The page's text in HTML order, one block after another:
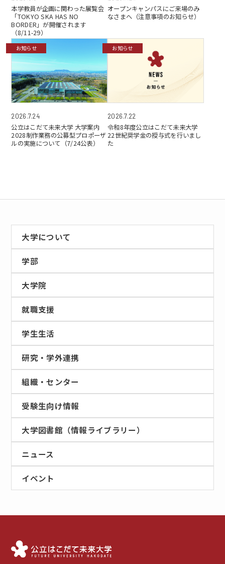
本学教員が企画に関わった展覧会
「TOKYO SKA HAS NO
BORDER」が開催されます
（8/11-29）
オープンキャンパスにご来場のみ
なさまへ（注意事項のお知らせ）
お知らせ
2026.7.24
公立はこだて未来大学 大学案内
2028制作業務の公募型プロポーザ
ルの実施について（7/24公表）
お知らせ
2026.7.22
令和8年度公立はこだて未来大学
22世紀奨学金の授与式を行いまし
た
大学について
学部
大学院
就職支援
学生生活
研究・学外連携
組織・センター
受験生向け情報
大学図書館（情報ライブラリー）
ニュース
イベント